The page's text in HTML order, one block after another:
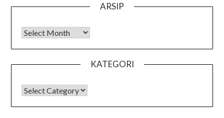
ARSIP
Arsip
KATEGORI
KATEGORI